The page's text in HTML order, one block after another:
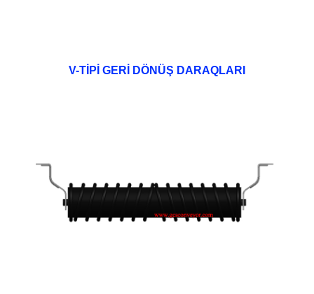
V-TİPİ GERİ DÖNÜŞ DARAQLARI